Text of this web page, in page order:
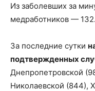
Из заболевших за
медработников — 132.
За последние сутки
подтвержденных
Днепропетровской
Николаевской (844),